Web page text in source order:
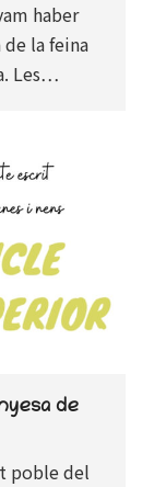
haber
de la feina
Les…
de
poble del